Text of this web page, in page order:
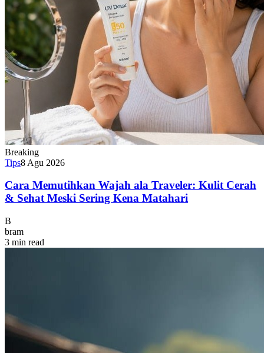
Breaking
Tips8 Agu 2026
Cara Memutihkan Wajah ala Traveler: Kulit Cerah
& Sehat Meski Sering Kena Matahari
B
bram
3 min read